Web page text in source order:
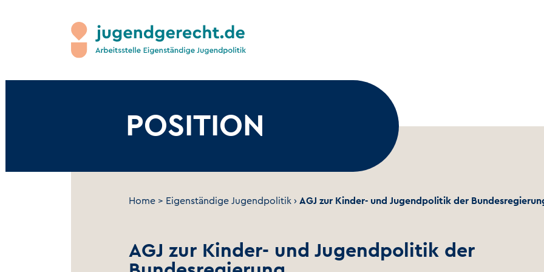
POSITION
Home > Eigenständige Jugendpolitik › AGJ zur Kinder- und Jugendpolitik der
AGJ zur Kinder- und Jugendpolitik der